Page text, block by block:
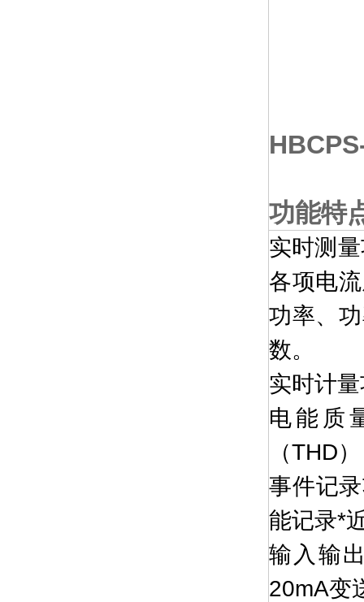
功能特
实时测
各项电
功率、
数。
实时计
电能质
（THD
事件记
能记录*
输入输
20mA变